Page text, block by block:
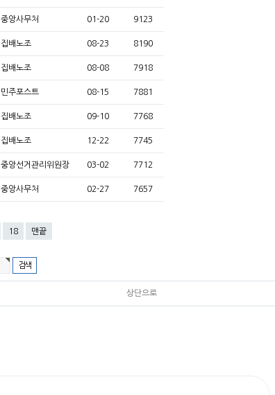
중앙사무처 01-20 9123
집배노조 08-23 8190
집배노조 08-08 7918
민주포스트 08-15 7881
집배노조 09-10 7768
집배노조 12-22 7745
중앙선거관리위원장 03-02 7712
중앙사무처 02-27 7657
18 맨끝
상단으로